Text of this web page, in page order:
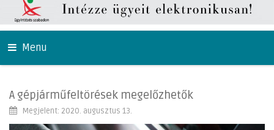
Menu
A gépjárműfeltörések megelőzhetők
Megjelent: 2020. augusztus 13.